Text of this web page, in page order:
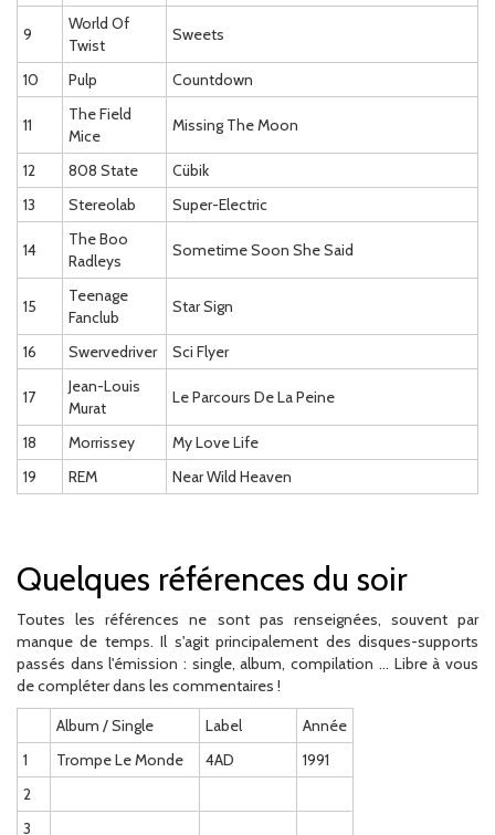
9
World Of
Twist
Sweets
10 Pulp Countdown
11
The Field
Mice
Missing The Moon
12 808 State
Cübik
13
Stereolab Super-Electric
14
The Boo
Radleys
Sometime Soon She Said
15
Teenage
Fanclub
Star Sign
16 Swervedriver Sci Flyer
17
Jean-Louis
Murat
Le Parcours De La Peine
18 Morrissey
My Love Life
19
REM Near Wild Heaven
Quelques références du soir
Toutes les références ne sont pas renseignées, souvent par
manque de temps. Il s'agit principalement des disques-supports
passés dans l'émission : single, album, compilation ... Libre à vous
de compléter dans les commentaires !
Album / Single
Label
Année
1
Trompe Le Monde 4AD
1991
2
3